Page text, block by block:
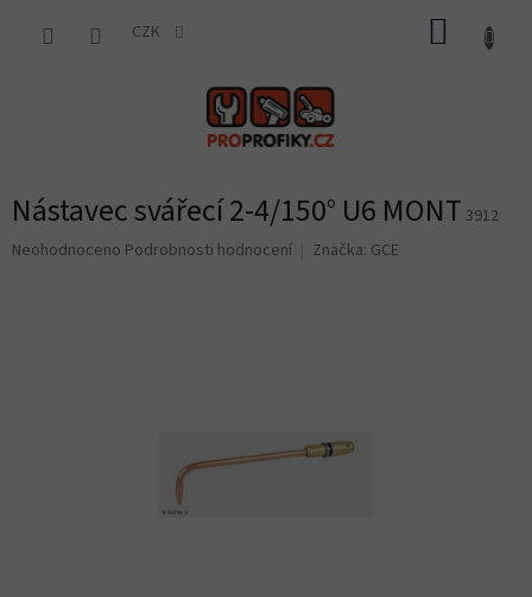
CZK
Nástavec svářecí 2-4/150° U6 MONT 3912
Průměrné
Neohodnoceno Podrobnosti hodnocení Značka: GCE